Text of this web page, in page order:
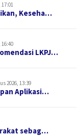
Keseha…
16:40
LKPJ…
2026, 13:39
Aplikasi…
sebag…